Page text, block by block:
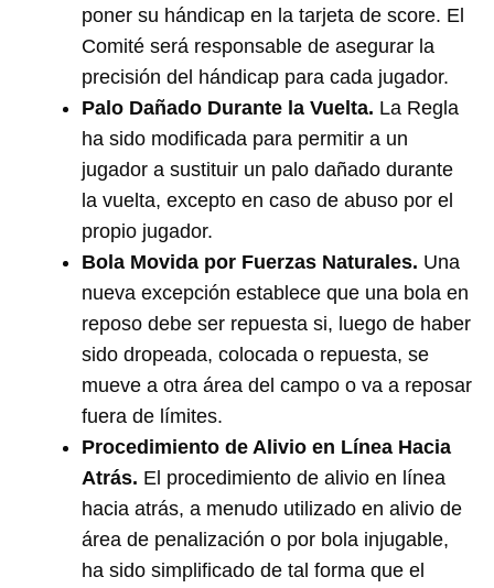
poner su hándicap en la tarjeta de score. El
Comité será responsable de asegurar la
precisión del hándicap para cada jugador.
Palo Dañado Durante la Vuelta. La Regla
ha sido modificada para permitir a un
jugador a sustituir un palo dañado durante
la vuelta, excepto en caso de abuso por el
propio jugador.
Bola Movida por Fuerzas Naturales. Una
nueva excepción establece que una bola en
reposo debe ser repuesta si, luego de haber
sido dropeada, colocada o repuesta, se
mueve a otra área del campo o va a reposar
fuera de límites.
Procedimiento de Alivio en Línea Hacia
Atrás. El procedimiento de alivio en línea
hacia atrás, a menudo utilizado en alivio de
área de penalización o por bola injugable,
ha sido simplificado de tal forma que el